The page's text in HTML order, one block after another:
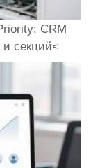
CRM
секций<